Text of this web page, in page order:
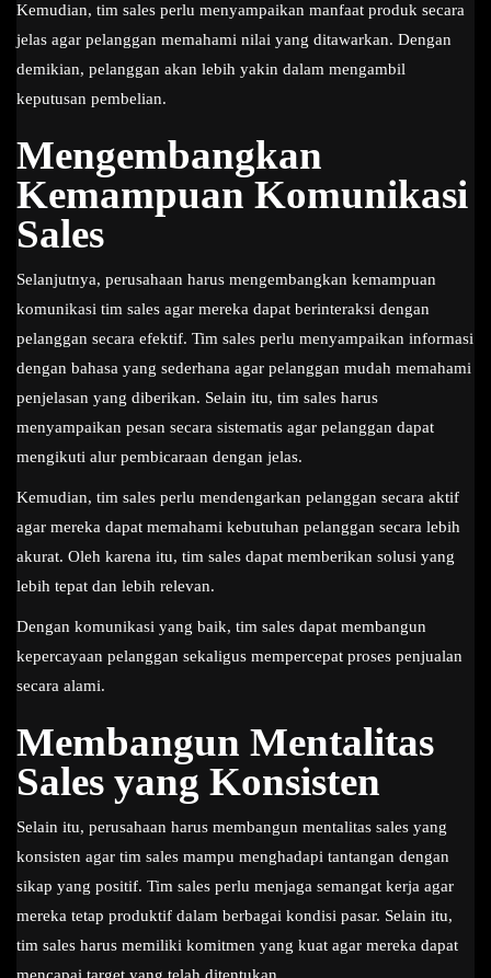
Kemudian, tim sales perlu menyampaikan manfaat produk secara
jelas agar pelanggan memahami nilai yang ditawarkan. Dengan
demikian, pelanggan akan lebih yakin dalam mengambil
keputusan pembelian.
Mengembangkan
Kemampuan Komunikasi
Sales
Selanjutnya, perusahaan harus mengembangkan kemampuan
komunikasi tim sales agar mereka dapat berinteraksi dengan
pelanggan secara efektif. Tim sales perlu menyampaikan informasi
dengan bahasa yang sederhana agar pelanggan mudah memahami
penjelasan yang diberikan. Selain itu, tim sales harus
menyampaikan pesan secara sistematis agar pelanggan dapat
mengikuti alur pembicaraan dengan jelas.
Kemudian, tim sales perlu mendengarkan pelanggan secara aktif
agar mereka dapat memahami kebutuhan pelanggan secara lebih
akurat. Oleh karena itu, tim sales dapat memberikan solusi yang
lebih tepat dan lebih relevan.
Dengan komunikasi yang baik, tim sales dapat membangun
kepercayaan pelanggan sekaligus mempercepat proses penjualan
secara alami.
Membangun Mentalitas
Sales yang Konsisten
Selain itu, perusahaan harus membangun mentalitas sales yang
konsisten agar tim sales mampu menghadapi tantangan dengan
sikap yang positif. Tim sales perlu menjaga semangat kerja agar
mereka tetap produktif dalam berbagai kondisi pasar. Selain itu,
tim sales harus memiliki komitmen yang kuat agar mereka dapat